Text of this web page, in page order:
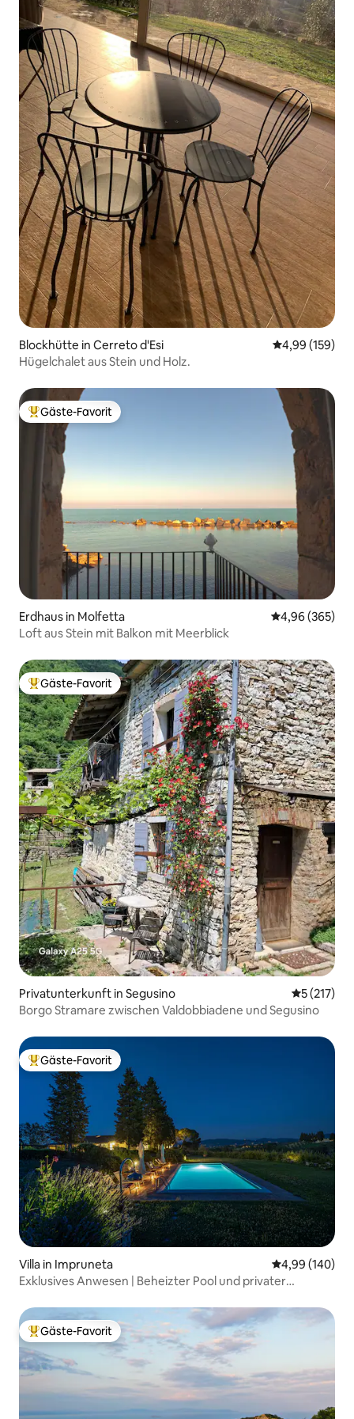
Ort zum
Blockhütte in Cerreto d'Esi
4,99 (159)
Hügelchalet aus Stein und Holz.
Beliebter Gäste-Favorit.
Gäste-Favorit
Erdhaus in Molfetta
4,96 (365)
Loft aus Stein mit Balkon mit Meerblick
Beliebter Gäste-Favorit.
Gäste-Favorit
Privatunterkunft in Segusino
5 (217)
Borgo Stramare zwischen Valdobbiadene und Segusino
Beliebter Gäste-Favorit.
Gäste-Favorit
Villa in Impruneta
4,99 (140)
Exklusives Anwesen | Beheizter Pool und privater
Beliebter Gäste-Favorit.
Gäste-Favorit